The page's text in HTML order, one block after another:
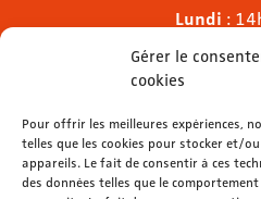
Gérer le
cookies
Pour offrir les meilleures expériences,
telles que les cookies pour stocker et/
appareils. Le fait de consentir à ces
des données telles que le
Lundi :
Mardi & mercredi
Jeudi
Dimanche: